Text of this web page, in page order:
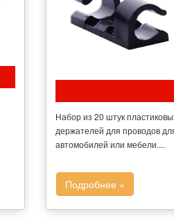
Набор из 20 штук
держателей для проводов
автомобилей или мебели....
Подробнее »